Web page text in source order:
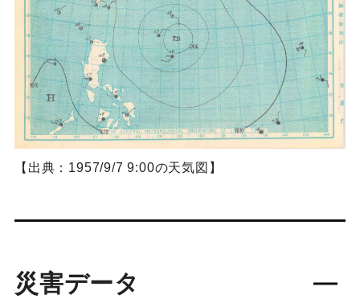
【出典：1957/9/7 9:00の天気図】
災害データ